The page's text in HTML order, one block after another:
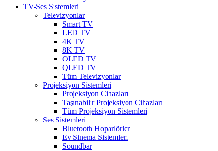
TV-Ses Sistemleri
Televizyonlar
Smart TV
LED TV
4K TV
8K TV
OLED TV
QLED TV
Tüm Televizyonlar
Projeksiyon Sistemleri
Projeksiyon Cihazları
Taşınabilir Projeksiyon Cihazları
Tüm Projeksiyon Sistemleri
Ses Sistemleri
Bluetooth Hoparlörler
Ev Sinema Sistemleri
Soundbar